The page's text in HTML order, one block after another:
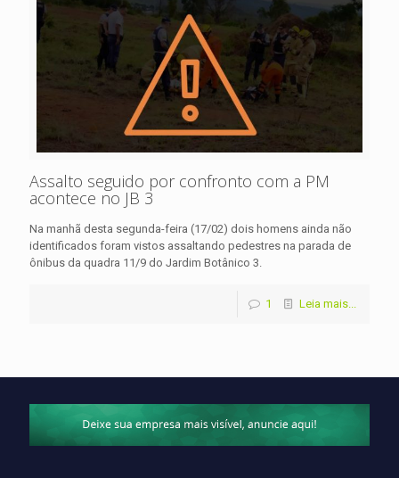
Assalto seguido por confronto com a PM
acontece no JB 3
Na manhã desta segunda-feira (17/02) dois homens ainda não
identificados foram vistos assaltando pedestres na parada de
ônibus da quadra 11/9 do Jardim Botânico 3.
1 Leia mais...